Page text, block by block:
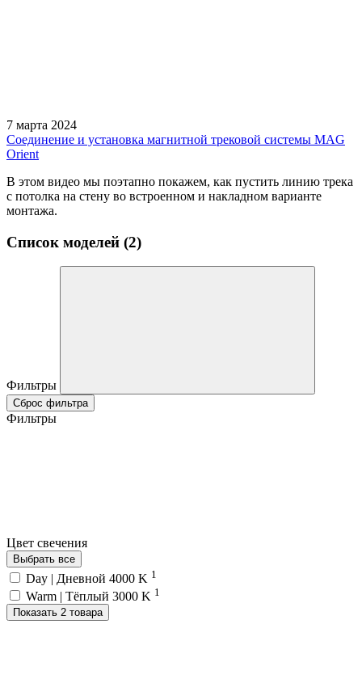
7 марта 2024
Соединение и установка магнитной трековой системы MAG
Orient
В этом видео мы поэтапно покажем, как пустить линию трека
с потолка на стену во встроенном и накладном варианте
монтажа.
Список моделей (2)
Фильтры
Сброс фильтра
Фильтры
Цвет свечения
Выбрать все
Day | Дневной 4000 K 1
Warm | Тёплый 3000 K 1
Показать 2 товара